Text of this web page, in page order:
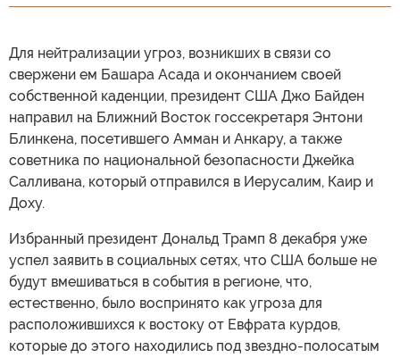
Для нейтрализации угроз, возникших в связи со
свержени ем Башара Асада и окончанием своей
собственной каденции, президент США Джо Байден
направил на Ближний Восток госсекретаря Энтони
Блинкена, посетившего Амман и Анкару, а также
советника по национальной безопасности Джейка
Салливана, который отправился в Иерусалим, Каир и
Доху.
Избранный президент Дональд Трамп 8 декабря уже
успел заявить в социальных сетях, что США больше не
будут вмешиваться в события в регионе, что,
естественно, было воспринято как угроза для
расположившихся к востоку от Евфрата курдов,
которые до этого находились под звездно-полосатым